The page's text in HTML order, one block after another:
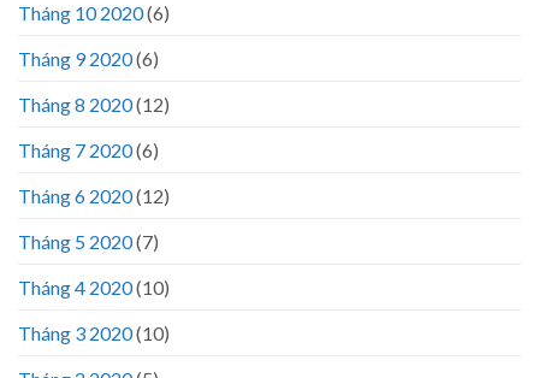
Tháng 10 2020(6)
Tháng 9 2020(6)
Tháng 8 2020(12)
Tháng 7 2020(6)
Tháng 6 2020(12)
Tháng 5 2020(7)
Tháng 4 2020(10)
Tháng 3 2020(10)